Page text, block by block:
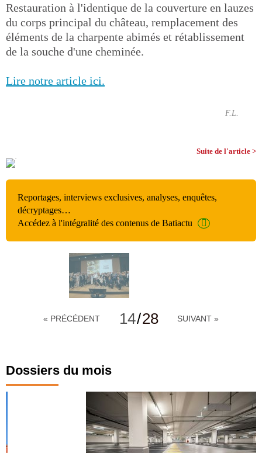
Restauration à l'identique de la couverture en lauzes
du corps principal du château, remplacement des
éléments de la charpente abimés et rétablissement
de la souche d'une cheminée.
Lire notre article ici.
F.L.
Suite de l'article >
Reportages, interviews exclusives, analyses, enquêtes,
décryptages…
Accédez à l'intégralité des contenus de Batiactu
« PRÉCÉDENT 14/28 SUIVANT »
Dossiers du mois